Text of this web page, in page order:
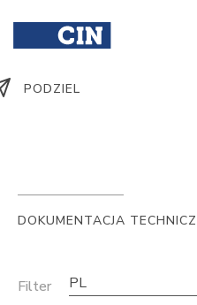
PODZIEL
DOKUMENTACJA
Filter PL